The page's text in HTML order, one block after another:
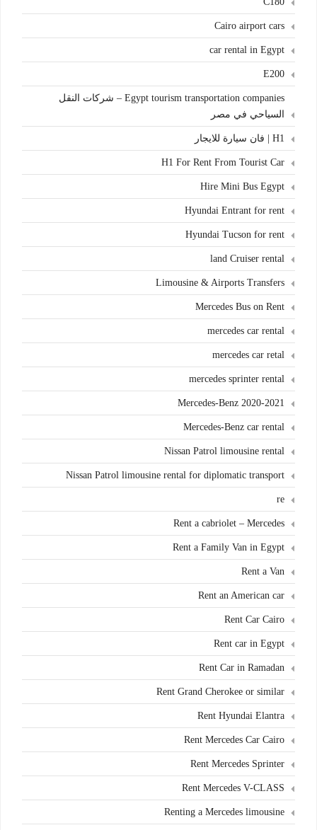
Cairo airport cars
car rental in Egypt
E200
Egypt tourism transportation companies – شركات النقل
السياحي في مصر
H1 | فان سيارة للايجار
H1 For Rent From Tourist Car
Hire Mini Bus Egypt
Hyundai Entrant for rent
Hyundai Tucson for rent
land Cruiser rental
Limousine & Airports Transfers
Mercedes Bus on Rent
mercedes car rental
mercedes car retal
mercedes sprinter rental
Mercedes-Benz 2020-2021
Mercedes-Benz car rental
Nissan Patrol limousine rental
Nissan Patrol limousine rental for diplomatic transport
re
Rent a cabriolet – Mercedes
Rent a Family Van in Egypt
Rent a Van
Rent an American car
Rent Car Cairo
Rent car in Egypt
Rent Car in Ramadan
Rent Grand Cherokee or similar
Rent Hyundai Elantra
Rent Mercedes Car Cairo
Rent Mercedes Sprinter
Rent Mercedes V-CLASS
Renting a Mercedes limousine